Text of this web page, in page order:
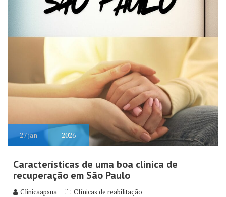
27jan 2026
Características de uma boa clínica de
recuperação em São Paulo
Clinicaapsua
Clínicas de reabilitação